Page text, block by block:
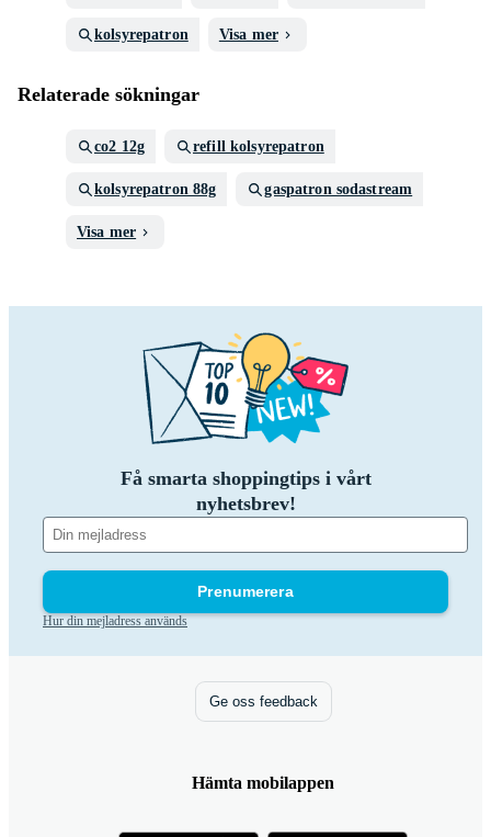
kolsyrepatron Visa mer
Relaterade sökningar
co2 12g refill kolsyrepatron
kolsyrepatron 88g gaspatron sodastream
Visa mer
Få smarta shoppingtips i vårt
nyhetsbrev!
Prenumerera
Hur din mejladress används
Ge oss feedback
Hämta mobilappen